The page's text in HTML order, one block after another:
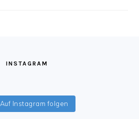
INSTAGRAM
Auf Instagram folgen